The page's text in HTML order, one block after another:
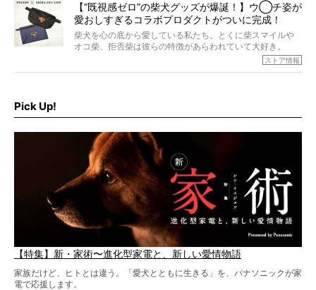
【“既視感ゼロ”の柴犬グッズが爆誕！】ウ◯チ姿が
愛おしすぎるコラボプロダクトがついに完成！
柴犬を心の底から愛している私たち。とくに柴スマイルや
オコ柴、拒否柴は彼らの特徴があらわれていて大好き。
でもちょっと待て…もうひとつ、忘れてはならない愛おしい
ストア情報
Pick Up!
【特集】新・家術〜進化型家電と、新しい愛情物語
家族だけど、ヒトとは違う。「愛犬とともに生きる」を、パナソニックが家
電で応援します。